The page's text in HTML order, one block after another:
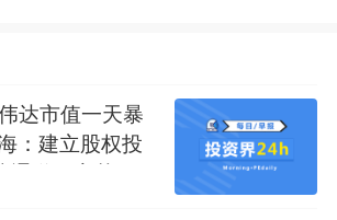
达市值一天暴
：建立股权投
道；字节回